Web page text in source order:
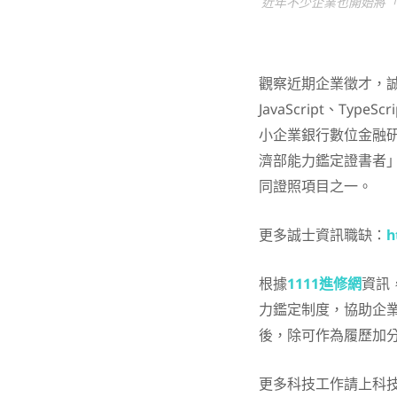
觀察近期企業徵才，
JavaScript、
小企業銀行數位金融
濟部能力鑑定證書者
同證照項目之一。
更多誠士資訊職缺：
根據1111進修網資訊
力鑑定制度，協助企
後，除可作為履歷加
更多科技工作請上科